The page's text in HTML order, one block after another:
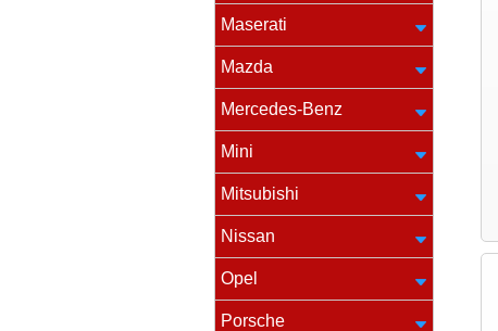
Maserati
Mazda
Mercedes-Benz
Mini
Mitsubishi
Nissan
Opel
Porsche